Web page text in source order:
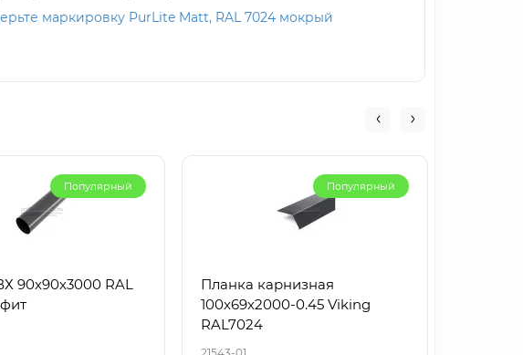
маркировку PurLite Matt, RAL 7024 мокрый
Популярный
90х90х3000 RAL
Популярный
Планка карнизная
100х69х2000-0.45 Viking
RAL7024